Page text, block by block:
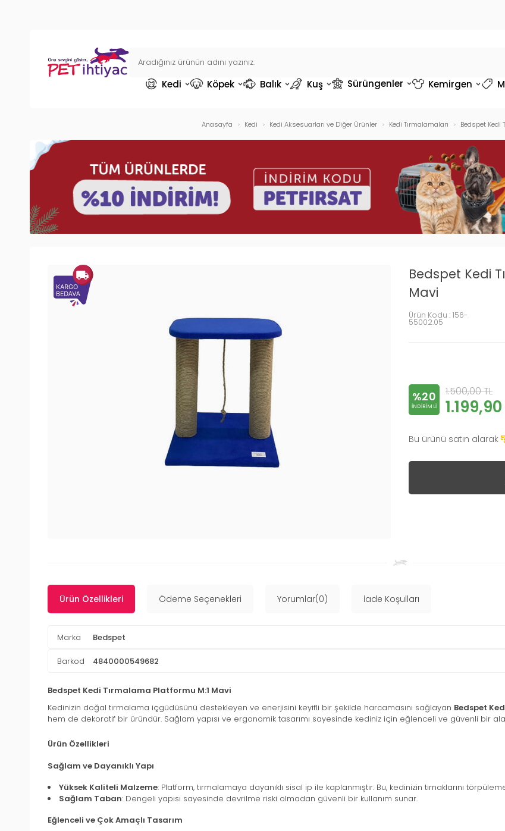
Kedi Köpek Balık Kuş Sürüngenler Kemirgen
Anasayfa Kedi Kedi Aksesuarları ve Diğer Ürünler Kedi Tırmalamaları Bedspet Kedi
Bedspet Kedi
Mavi
Ürün Kodu : 156-
55002.05
%20
INDIRIMLI
1.500,00TL
1.199,90
Bu ürünü satın alarak
Ürün Özellikleri Ödeme Seçenekleri Yorumlar(0) İade Koşulları
Marka Bedspet
Barkod 4840000549682
Bedspet Kedi Tırmalama Platformu M:1 Mavi
Kedinizin doğal tırmalama içgüdüsünü destekleyen ve enerjisini keyifli bir şekilde harcamasını sağlayan Bedspet
hem de dekoratif bir üründür. Sağlam yapısı ve ergonomik tasarımı sayesinde kediniz için eğlenceli ve güvenli bir
Ürün Özellikleri
Sağlam ve Dayanıklı Yapı
Yüksek Kaliteli Malzeme: Platform, tırmalamaya dayanıklı sisal ip ile kaplanmıştır. Bu, kedinizin tırnaklarını
Sağlam Taban: Dengeli yapısı sayesinde devrilme riski olmadan güvenli bir kullanım sunar.
Eğlenceli ve Çok Amaçlı Tasarım